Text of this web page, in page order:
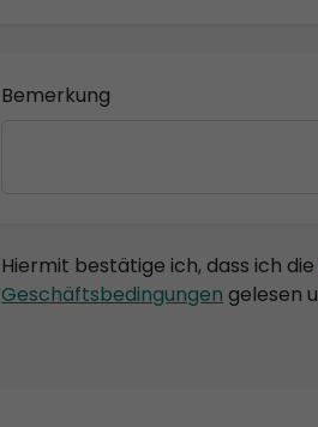
Bemerkung
Hiermit bestätige ich, dass ich die
Geschäftsbedingungen gelesen